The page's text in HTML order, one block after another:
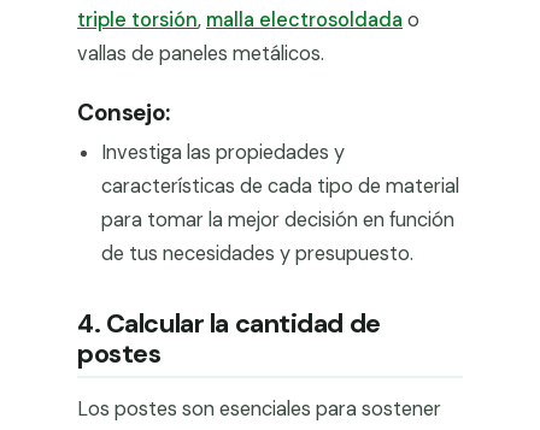
triple torsión, malla electrosoldada o
vallas de paneles metálicos.
Consejo:
Investiga las propiedades y
características de cada tipo de material
para tomar la mejor decisión en función
de tus necesidades y presupuesto.
4. Calcular la cantidad de
postes
Los postes son esenciales para sostener